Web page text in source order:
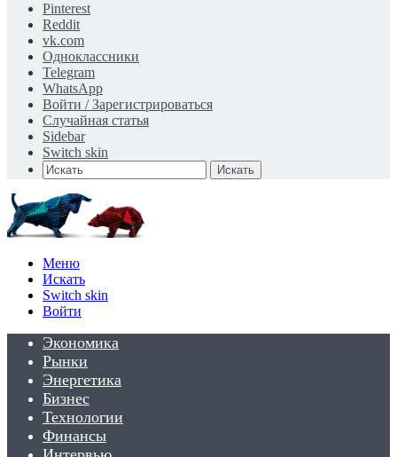
Pinterest
Reddit
vk.com
Одноклассники
Telegram
WhatsApp
Войти / Зарегистрироваться
Случайная статья
Sidebar
Switch skin
Искать
Меню
Искать
Switch skin
Войти
Экономика
Рынки
Энергетика
Бизнес
Технологии
Финансы